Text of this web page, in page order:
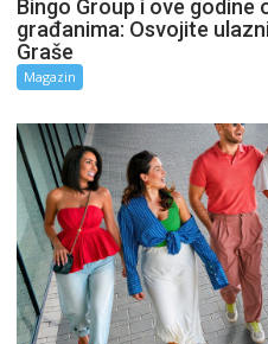
Bingo Group i ove
građanima: Osvojite
Graše
Magazin